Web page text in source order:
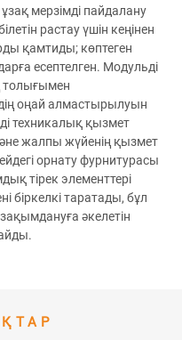
мерзімді пайдалану
растау үшін кеңінен
қамтиды; көптеген
есептелген. Модульді
толығымен
оңай алмастырылуын
техникалық қызмет
жалпы жүйенің қызмет
орнату фурнитурасы
тірек элементтері
біркелкі таратады, бұл
әкелетін